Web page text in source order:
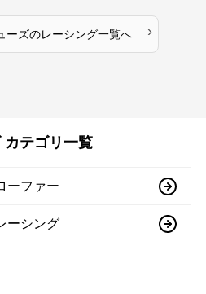
ーズのレーシング一覧へ ›
カテゴリ一覧
ーファー
ーシング